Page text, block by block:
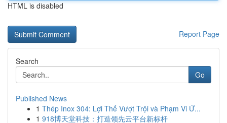
HTML is disabled
Report Page
Search
Go
Published News
1 Thép Inox 304: Lợi Thế Vượt Trội và Phạm Vi Ứ...
1 918博天堂科技：打造领先云平台新标杆